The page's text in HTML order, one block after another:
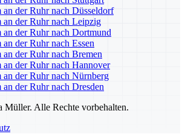
der Ruhr nach Düsseldorf
der Ruhr nach Leipzig
der Ruhr nach Dortmund
der Ruhr nach Essen
der Ruhr nach Bremen
der Ruhr nach Hannover
der Ruhr nach Nürnberg
der Ruhr nach Dresden
Alle Rechte vorbehalten.